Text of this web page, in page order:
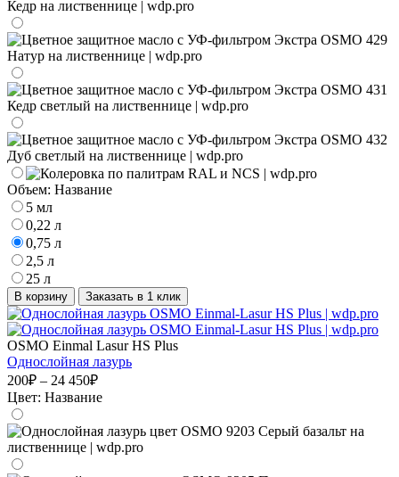
Объем: Название
5 мл
0,22 л
0,75 л
2,5 л
25 л
В корзину Заказать в 1 клик
OSMO Einmal Lasur HS Plus
Однослойная лазурь
200₽ – 24 450₽
Цвет: Название